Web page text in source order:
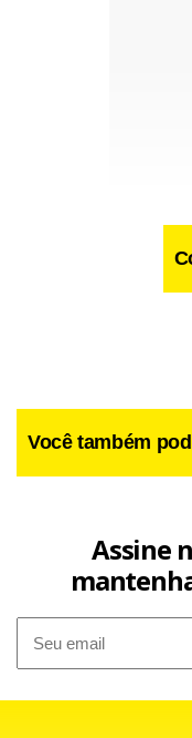
“Não é motivo para
deve ser aceso se
Não faz mal. Agora,
contar para o médico.
que não tem nada a
Você também
Assine